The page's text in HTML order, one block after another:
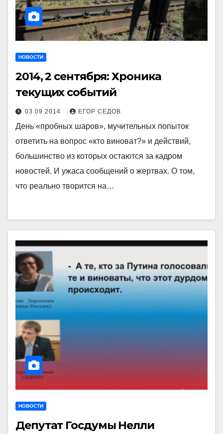
НОВОСТИ
2014, 2 сентября: Хроника
текущих событий
03.09.2014 ЕГОР СЕДОВ
День «пробных шаров», мучительных попыток
ответить на вопрос «кто виноват?» и действий,
большинство из которых остаются за кадром
новостей. И ужаса сообщений о жертвах. О том,
что реально творится на…
НОВОСТИ
Депутат Госдумы Нелли